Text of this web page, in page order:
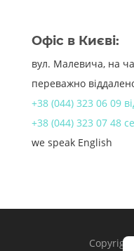
Офіс в Києві:
вул. Малевича, на
переважно
+38 (044) 323 06 09
+38 (044) 323 07 48
we speak English